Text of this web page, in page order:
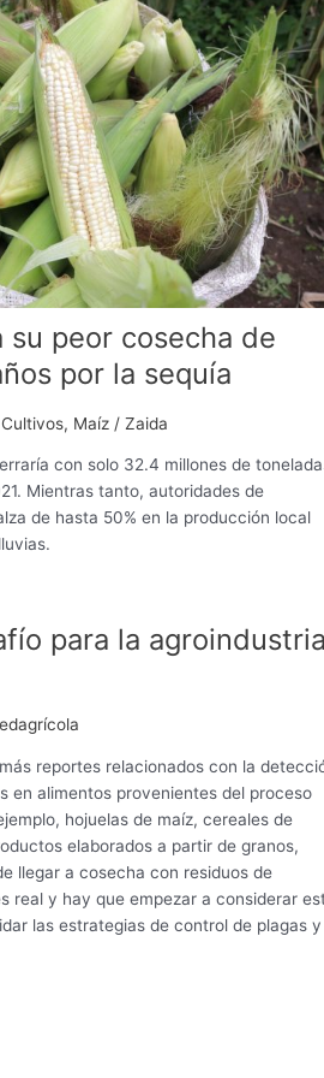
peor cosecha de
por la sequía
Cultivos, Maíz / Zaida
con solo 32.4 millones de
Mientras tanto, autoridades de
de hasta 50% en la producción local
para la
reportes relacionados con la
en alimentos provenientes del proceso
hojuelas de maíz, cereales de
elaborados a partir de granos,
llegar a cosecha con residuos de
real y hay que empezar a considerar
las estrategias de control de plagas y